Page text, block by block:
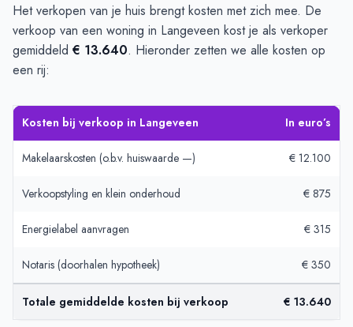
Het verkopen van je huis brengt kosten met zich mee. De
verkoop van een woning in Langeveen kost je als verkoper
gemiddeld € 13.640. Hieronder zetten we alle kosten op
een rij:
Kosten bij verkoop in Langeveen In euro’s
Makelaarskosten (o.b.v. huiswaarde —) € 12.100
Verkoopstyling en klein onderhoud € 875
Energielabel aanvragen € 315
Notaris (doorhalen hypotheek) € 350
Totale gemiddelde kosten bij verkoop € 13.640